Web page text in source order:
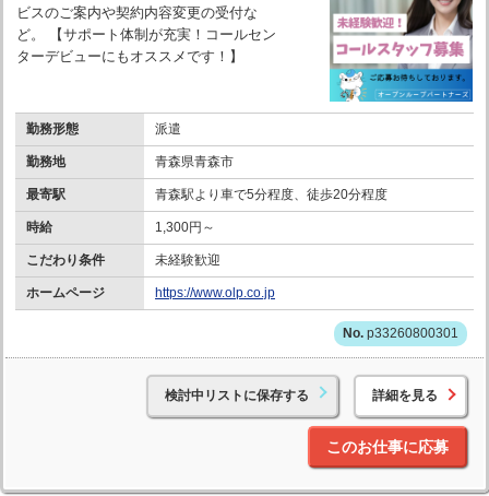
ビスのご案内や契約内容変更の受付な
ど。 【サポート体制が充実！コールセン
ターデビューにもオススメです！】
勤務形態 派遣
勤務地 青森県青森市
最寄駅 青森駅より車で5分程度、徒歩20分程度
時給 1,300円～
こだわり条件 未経験歓迎
ホームページ https://www.olp.co.jp
p33260800301
検討中リストに保存する 詳細を見る
このお仕事に応募